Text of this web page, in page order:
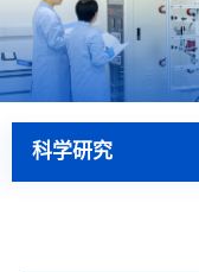
科学研究